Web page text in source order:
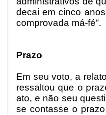
decai em cinco
comprovada má-fé”.
Prazo
Em seu voto, a
ressaltou que o
ato, e não seu
se contasse o